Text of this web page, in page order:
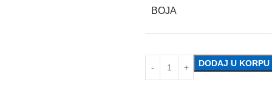
BOJA
DODAJ U KORPU